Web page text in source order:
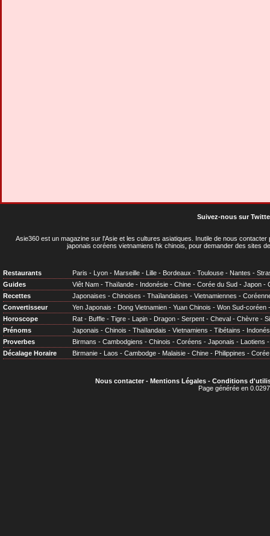
Suivez-nous sur
Asie360 est un magazine sur l'Asie et les cultures asiatiques . Inutile de nous
japonais coréens vietnamiens hk chinois, pour demander des sites
Restaurants Paris - Lyon - Marseille - Lille - Bordeaux - Toulouse - Nantes -
Guides
Viêt Nam - Thaïlande - Indonésie - Chine - Corée du Sud - Japon -
Recettes
Japonaises - Chinoises - Thaïlandaises - Vietnamiennes -
Convertisseur
Yen Japonais - Dong Vietnamien - Yuan Chinois - Won Sud-coréen
Horoscope
Rat - Buffle - Tigre - Lapin - Dragon - Serpent - Cheval - Chèvre -
Prénoms
Japonais - Chinois - Thaïlandais - Vietnamiens - Tibétains -
Proverbes
Birmans - Cambodgiens - Chinois - Coréens - Japonais - Laotiens
Décalage Horaire
Birmanie - Laos - Cambodge - Malaisie - Chine - Philippines - Corée
Nous contacter- Mentions Légales- Conditions
Page générée en